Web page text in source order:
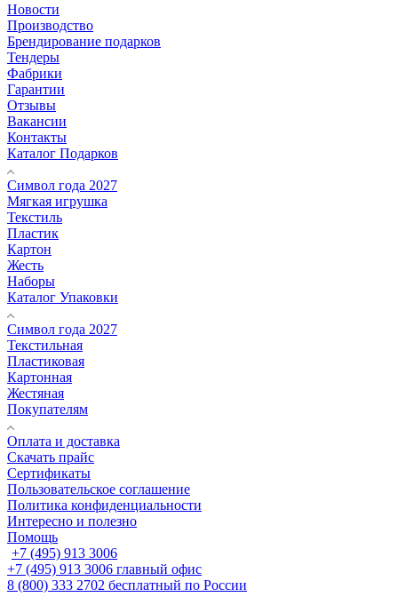
Новости
Производство
Брендирование подарков
Тендеры
Фабрики
Гарантии
Отзывы
Вакансии
Контакты
Каталог Подарков
Символ года 2027
Мягкая игрушка
Текстиль
Пластик
Картон
Жесть
Наборы
Каталог Упаковки
Символ года 2027
Текстильная
Пластиковая
Картонная
Жестяная
Покупателям
Оплата и доставка
Скачать прайс
Сертификаты
Пользовательское соглашение
Политика конфиденциальности
Интересно и полезно
Помощь
+7 (495) 913 3006
+7 (495) 913 3006 главный офис
8 (800) 333 2702 бесплатный по России